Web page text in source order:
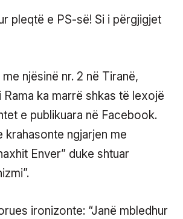
njësinë nr. 2 në Tiranë,
Rama ka marrë shkas të lexojë
e publikuara në Facebook.
krahasonte ngjarjen me
Enver” duke shtuar
ironizonte: “Janë mbledhur